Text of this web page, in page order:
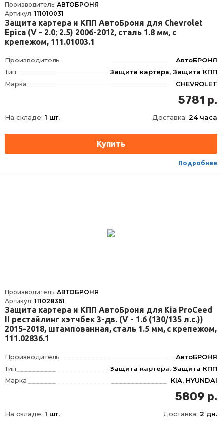
Производитель: АВТОБРОНЯ
Артикул: 111010031
Защита картера и КПП АвтоБроня для Chevrolet
Epica (V - 2.0; 2.5) 2006-2012, сталь 1.8 мм, с
крепежом, 111.01003.1
Производитель
АвтоБРОНЯ
Тип
Защита картера, Защита КПП
Марка
CHEVROLET
EPICA
2006-2012
Материал
Сталь, Сталь
Замена масла и фильтра без снятия защиты
Да
880
5781 р.
На складе: 1 шт. Доставка: 24 часа
Подробнее
Производитель: АВТОБРОНЯ
Артикул: 111028361
Защита картера и КПП АвтоБроня для Kia ProCeed
II рестайлинг хэтчбек 3-дв. (V - 1.6 (130/135 л.с.))
2015-2018, штампованная, сталь 1.5 мм, с крепежом,
111.02836.1
Производитель
АвтоБРОНЯ
Тип
Защита картера, Защита КПП
Марка
KIA, HYUNDAI
2015-, 2015-2017, 2015-2018, 2013-2018, 2018-2020
Материал
Сталь, Сталь
5809 р.
На складе: 1 шт. Доставка: 2 дн.